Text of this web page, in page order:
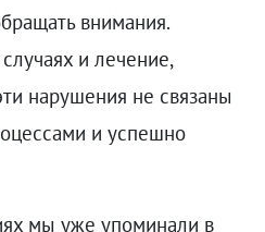
внимания.
и лечение,
нарушения не связаны
и успешно
мы уже упоминали в